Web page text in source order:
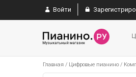
Войти
Главная / Цифровые пианино /